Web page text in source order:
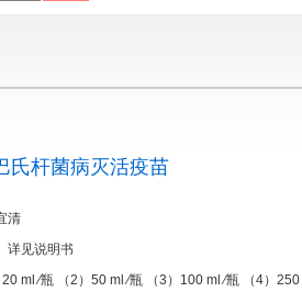
氏杆菌病灭活疫苗
清
详见说明书
20 ml ∕瓶 （2）50 ml ∕瓶 （3）100 ml ∕瓶 （4）